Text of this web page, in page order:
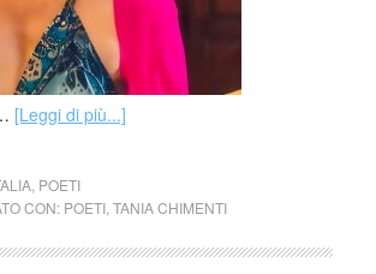
[Leggi di più...]
, POETI
CON: POETI, TANIA CHIMENTI